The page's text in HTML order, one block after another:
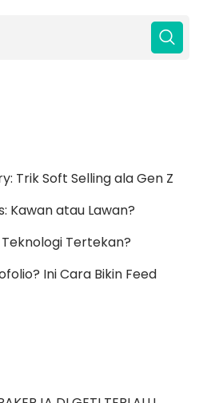
Trik Soft Selling ala Gen Z
Kawan atau Lawan?
Tertekan?
Ini Cara Bikin Feed